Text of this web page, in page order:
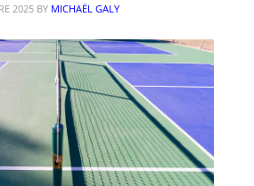
2025 BY MICHAËL GALY